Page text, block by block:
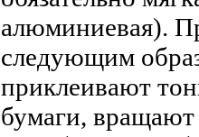
алюминиевая).
следующим
приклеивают
бумаги,